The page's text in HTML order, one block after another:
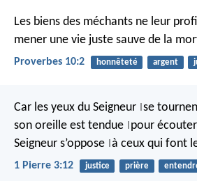
Les biens des méchants ne leur
mener une vie juste sauve de la
Proverbes 10:2 honnêteté argent
Car les yeux du Seigneur se
son oreille est tendue pour
Seigneur s’oppose à ceux qui font
1 Pierre 3:12 justice prière